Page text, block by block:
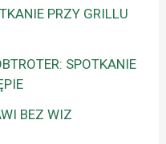
PRZY GRILLU
SPOTKANIE
BEZ WIZ